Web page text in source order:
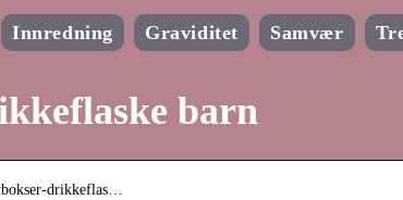
Innredning Graviditet Samvær
barn
drikkeflas…